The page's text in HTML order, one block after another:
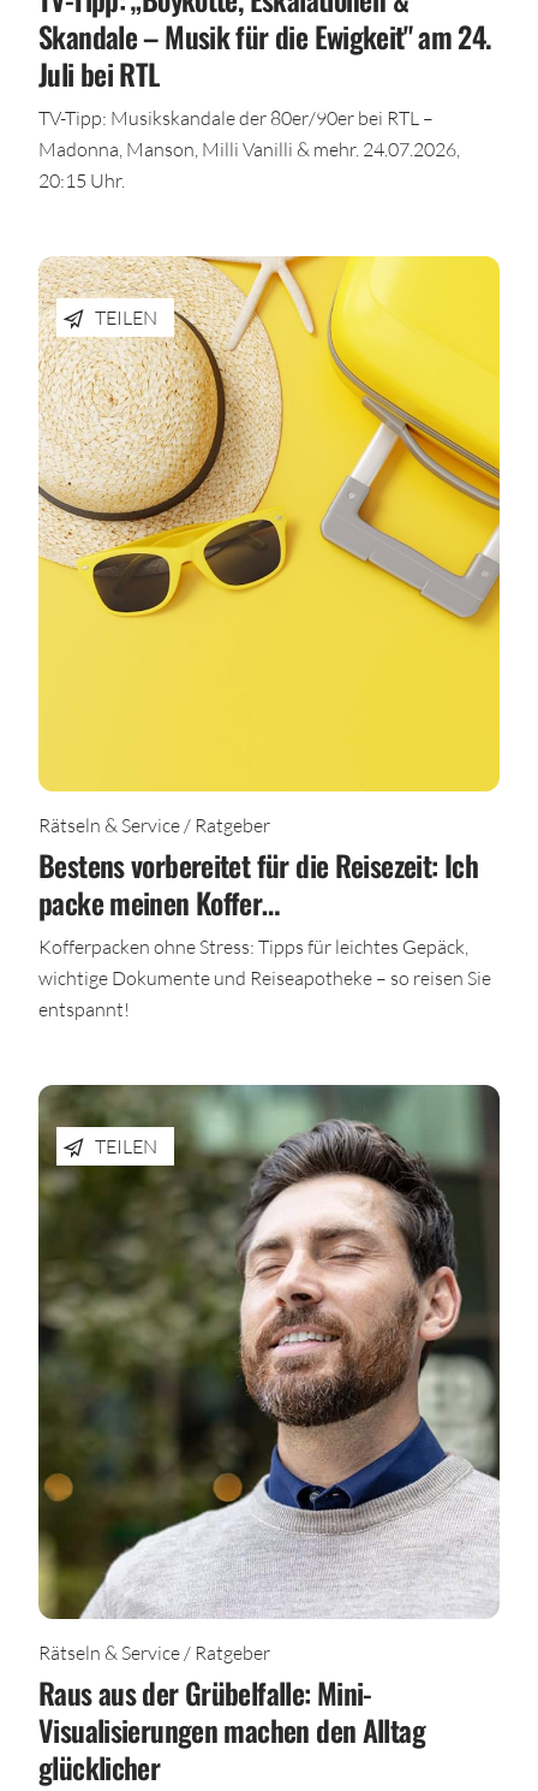
Skandale – Musik für die Ewigkeit" am 24.
Juli bei RTL
TV-Tipp: Musikskandale der 80er/90er bei RTL –
Madonna, Manson, Milli Vanilli & mehr. 24.07.2026,
20:15 Uhr.
TEILEN
Rätseln & Service / Ratgeber
Bestens vorbereitet für die Reisezeit: Ich
packe meinen Koffer…
Kofferpacken ohne Stress: Tipps für leichtes Gepäck,
wichtige Dokumente und Reiseapotheke – so reisen Sie
entspannt!
TEILEN
Rätseln & Service / Ratgeber
Raus aus der Grübelfalle: Mini-
Visualisierungen machen den Alltag
glücklicher